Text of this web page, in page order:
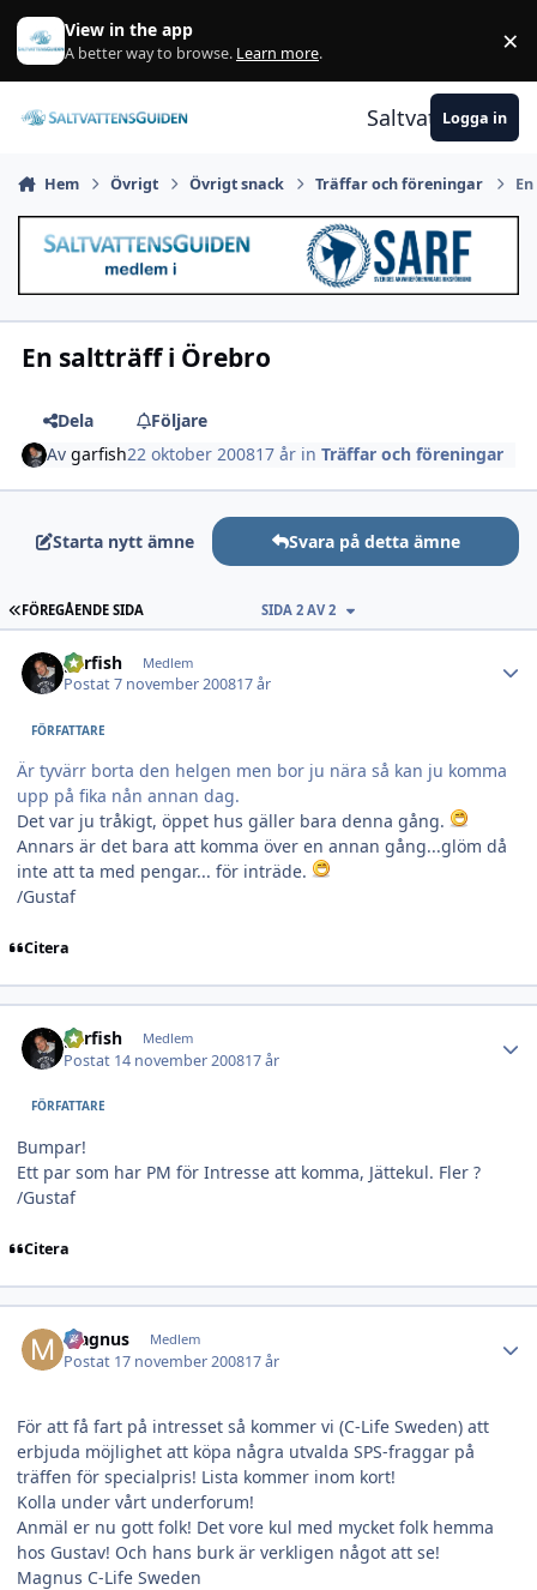
Gå till innehåll
View in the app
A better way to browse. Learn more. ×
Logga in
Hem Övrigt Övrigt snack Träffar och föreningar
En saltträff i Örebro
Dela
Följare
Avgarfish22 oktober 200817 år inTräffar och föreningar
Starta nytt ämne Svara på detta ämne
FÖRSTA SIDAN
FÖREGÅENDE SIDA SIDA 2 AV 2
garfish Medlem
Postat7 november 200817 år
FÖRFATTARE
Är tyvärr borta den helgen men bor ju nära så kan ju komma
upp på fika nån annan dag.
Det var ju tråkigt, öppet hus gäller bara denna gång.
Annars är det bara att komma över en annan gång...glöm då
inte att ta med pengar... för inträde.
/Gustaf
Citera
garfish Medlem
Postat 14 november 200817 år
FÖRFATTARE
Bumpar!
Ett par som har PM för Intresse att komma, Jättekul. Fler ?
/Gustaf
Citera
Magnus Medlem
Postat 17 november 200817 år
För att få fart på intresset så kommer vi (C-Life Sweden) att
erbjuda möjlighet att köpa några utvalda SPS-fraggar på
träffen för specialpris! Lista kommer inom kort!
Kolla under vårt underforum!
Anmäl er nu gott folk! Det vore kul med mycket folk hemma
hos Gustav! Och hans burk är verkligen något att se!
Magnus C-Life Sweden